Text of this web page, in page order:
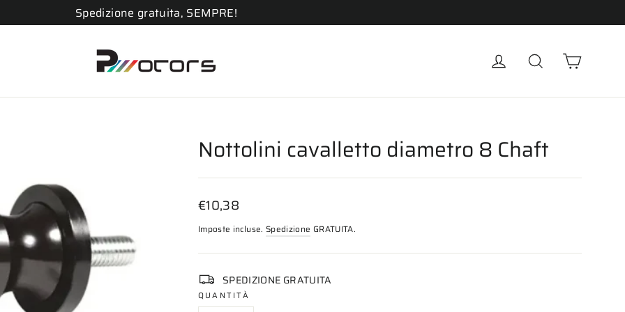
Spedizione gratuita, SEMPRE!
Accedi Cerca
Nottolini cavalletto diametro 8 Chaft
Prezzo
listino
€10,38
Imposte incluse. Spedizione GRATUITA.
SPEDIZIONE GRATUITA
QUANTITÀ